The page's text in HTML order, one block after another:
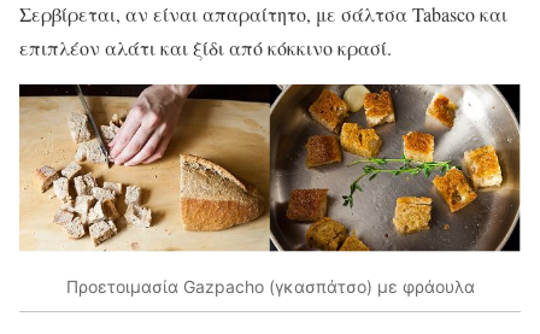
Σερβίρεται, αν είναι απαραίτητο, με σάλτσα Tabasco και
επιπλέον αλάτι και ξίδι από κόκκινο κρασί.
Προετοιμασία Gazpachο (γκασπάτσο) με φράουλα